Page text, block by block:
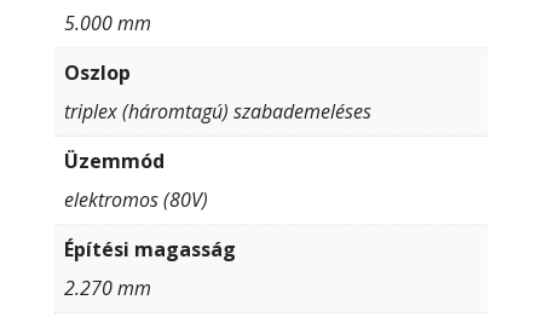
5.000 mm
Oszlop
triplex (háromtagú) szabademeléses
Üzemmód
elektromos (80V)
Építési magasság
2.270 mm